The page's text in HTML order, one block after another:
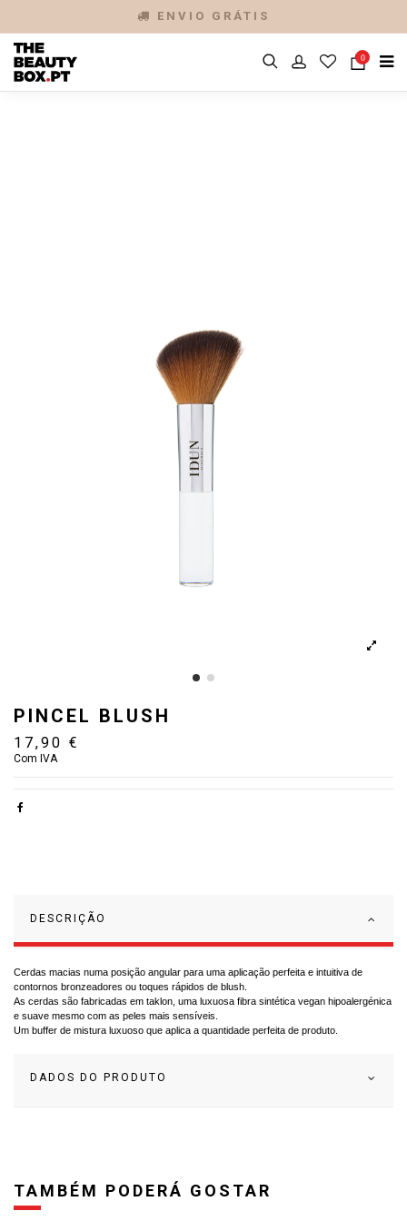
ENVIO GRÁTIS
0
PINCEL BLUSH
17,90 €
Com IVA
DESCRIÇÃO
Cerdas macias numa posição angular para uma aplicação perfeita e intuitiva de
contornos bronzeadores ou toques rápidos de blush.
As cerdas são fabricadas em taklon, uma luxuosa fibra sintética vegan hipoalergénica
e suave mesmo com as peles mais sensíveis.
Um buffer de mistura luxuoso que aplica a quantidade perfeita de produto.
DADOS DO PRODUTO
TAMBÉM PODERÁ GOSTAR